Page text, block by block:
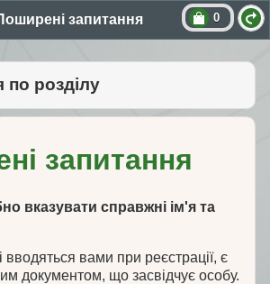
запитання 0
по розділуclick to expand
запитання
вказувати справжні ім'я та
вводяться вами при реєстрації, є
документом, що засвідчує особу.